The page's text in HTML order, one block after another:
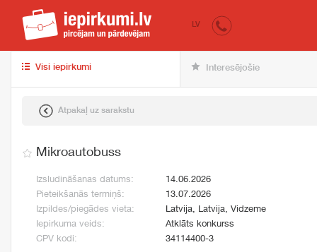
iepirkumi.lv
LV
Visi iepirkumi Interesējošie
Atpakaļ uz sarakstu
Mikroautobuss
Izsludināšanas datums:
14.06.2026
Pieteikšanās termiņš:
13.07.2026
Izpildes/piegādes vieta:
Latvija, Latvija, Vidzeme
Iepirkuma veids:
Atklāts konkurss
CPV kodi:
34114400-3